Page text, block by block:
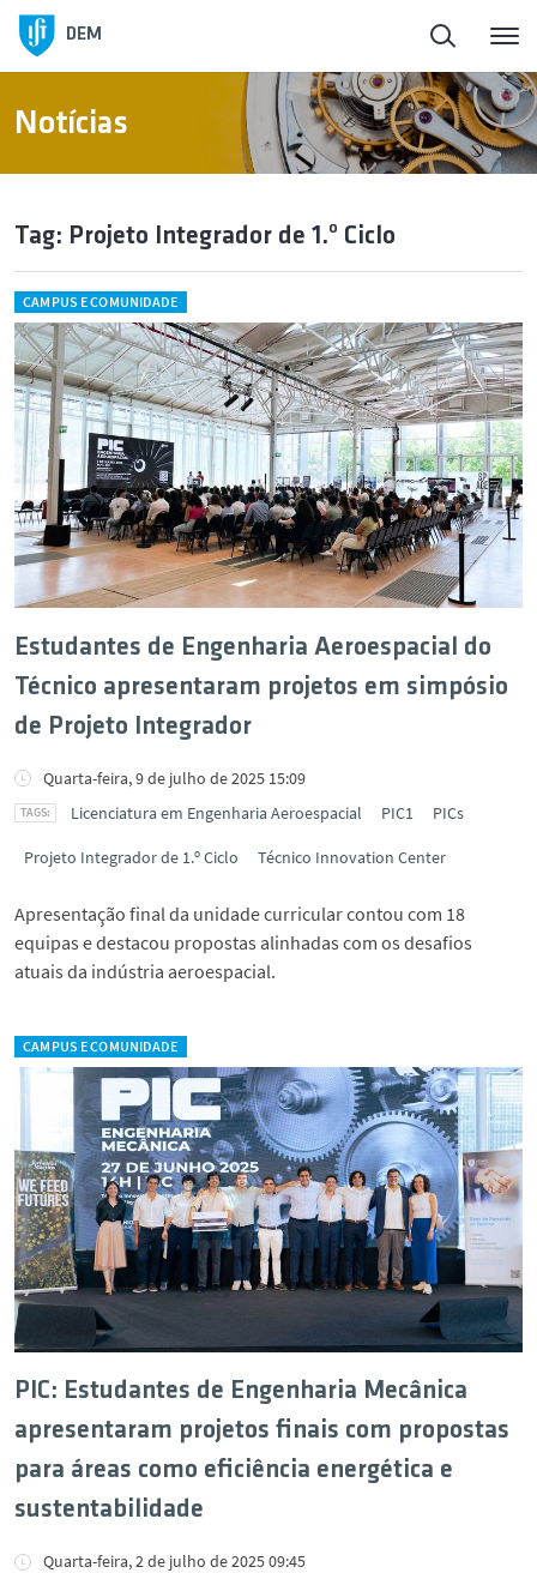
DEM
Notícias
Tag: Projeto Integrador de 1.º Ciclo
CAMPUS E COMUNIDADE
Estudantes de Engenharia Aeroespacial do
Técnico apresentaram projetos em simpósio
de Projeto Integrador
Quarta-feira, 9 de julho de 2025 15:09
Licenciatura em Engenharia Aeroespacial
PIC1 PICs
Projeto Integrador de 1.º Ciclo Técnico Innovation Center
Apresentação final da unidade curricular contou com 18
equipas e destacou propostas alinhadas com os desafios
atuais da indústria aeroespacial.
CAMPUS E COMUNIDADE
PIC: Estudantes de Engenharia Mecânica
apresentaram projetos finais com propostas
para áreas como eficiência energética e
sustentabilidade
Quarta-feira, 2 de julho de 2025 09:45